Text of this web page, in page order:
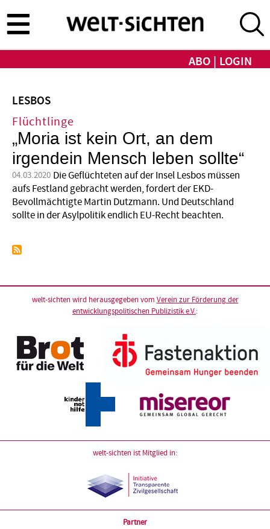
zum
Inhalt
ABO LOGIN
LESBOS
Flüchtlinge
„Moria ist kein Ort, an dem
irgendein Mensch leben sollte“
04.03.2020 Die Geflüchteten auf der Insel Lesbos müssen
aufs Festland gebracht werden, fordert der EKD-
Bevollmächtigte Martin Dutzmann. Und Deutschland
sollte in der Asylpolitik endlich EU-Recht beachten.
welt-sichten wird herausgegeben vom Verein zur Förderung der
entwicklungspolitischen Publizistik e.V.:
welt-sichten ist Mitglied in:
Partner